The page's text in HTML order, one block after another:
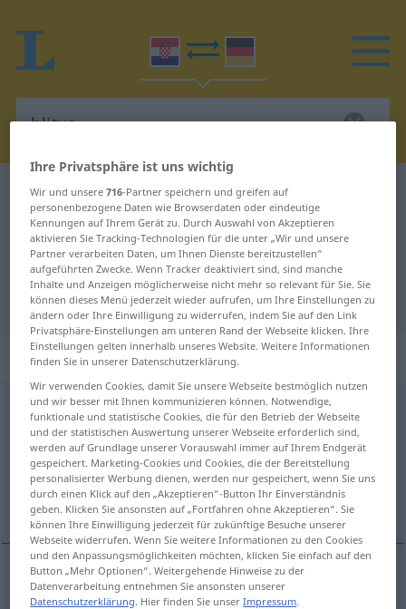
Kroatisch-Deutsch Wörterbuch blitva
Kroatisch-Deutsch Übersetzung für
"blitva"
"blitva" Deutsch Übersetzung
„blitva“
blitva
Übersicht aller Übersetzungen
(Für mehr Details die Übersetzung anklicken/antippen)
Mangold
Mangoldm blitva BOT
Ihre Privatsphäre ist uns wichtig
Wir und unsere716-Partner speichern und greifen auf
personenbezogene Daten wie Browserdaten oder eindeutige
Kennungen auf Ihrem Gerät zu. Durch Auswahl von Akzeptieren
aktivieren Sie Tracking-Technologien für die unter „Wir und unsere
Partner verarbeiten Daten, um Ihnen Dienste bereitzustellen“
aufgeführten Zwecke. Wenn Tracker deaktiviert sind, sind manche
Inhalte und Anzeigen möglicherweise nicht mehr so relevant für Sie. Sie
können dieses Menü jederzeit wieder aufrufen, um Ihre Einstellungen zu
ändern oder Ihre Einwilligung zu widerrufen, indem Sie auf den Link
Privatsphäre-Einstellungen am unteren Rand der Webseite klicken. Ihre
Einstellungen gelten innerhalb unseres Website. Weitere Informationen
finden Sie in unserer Datenschutzerklärung.
Wir verwenden Cookies, damit Sie unsere Webseite bestmöglich nutzen
und wir besser mit Ihnen kommunizieren können. Notwendige,
funktionale und statistische Cookies, die für den Betrieb der Webseite
und der statistischen Auswertung unserer Webseite erforderlich sind,
werden auf Grundlage unserer Vorauswahl immer auf Ihrem Endgerät
gespeichert. Marketing-Cookies und Cookies, die der Bereitstellung
personalisierter Werbung dienen, werden nur gespeichert, wenn Sie uns
durch einen Klick auf den „Akzeptieren“-Button Ihr Einverständnis
geben. Klicken Sie ansonsten auf „Fortfahren ohne Akzeptieren“. Sie
können Ihre Einwilligung jederzeit für zukünftige Besuche unserer
Webseite widerrufen. Wenn Sie weitere Informationen zu den Cookies
und den Anpassungsmöglichkeiten möchten, klicken Sie einfach auf den
Button „Mehr Optionen“. Weitergehende Hinweise zu der
Datenverarbeitung entnehmen Sie ansonsten unserer
Datenschutzerklärung. Hier finden Sie unserImpressum.